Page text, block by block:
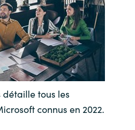
tous les
connus en 2022.